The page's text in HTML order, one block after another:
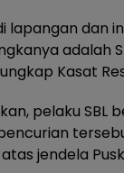
lapangan dan
adalah
Kasat
pelaku SBL
jendela